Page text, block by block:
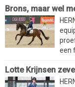
Brons, maar wel
een
Lotte Krijnsen